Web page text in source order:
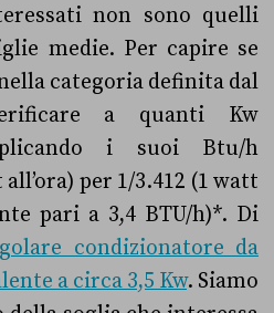
non sono quelli
medie. Per capire se
categoria definita dal
a quanti Kw
i suoi Btu/h
per 1/3.412 (1 watt
pari a 3,4 BTU/h)*. Di
condizionatore da
a circa 3,5 Kw. Siamo